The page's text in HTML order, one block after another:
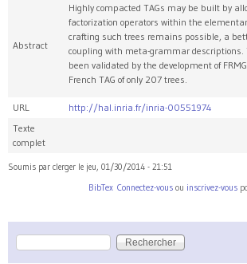
Abstract
Highly compacted TAGs may be built by
factorization operators within the
crafting such trees remains possible, a
coupling with meta-grammar descriptions.
been validated by the development of
French TAG of only 207 trees.
URL
http://hal.inria.fr/inria-00551974
Texte
complet
Soumis par clerger le jeu, 01/30/2014 - 21:51
Connectez-vous ou inscrivez-vous
BibTex
Formulaire de recherche
Rechercher